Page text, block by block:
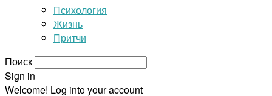
Психология
Жизнь
Притчи
Поиск
Sign in
Welcome! Log into your account